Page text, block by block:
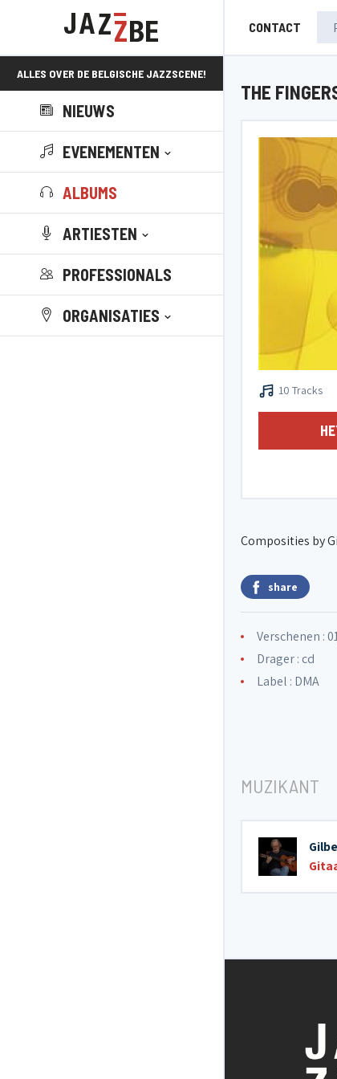
CONTACT
ALLES OVER DE BELGISCHE JAZZSCENE!
NIEUWS
EVENEMENTEN
ALBUMS
ARTIESTEN
PROFESSIONALS
ORGANISATIES
THE
10 Tracks
Composities by
share
Verschenen :
Drager : cd
Label : DMA
MUZIKANT